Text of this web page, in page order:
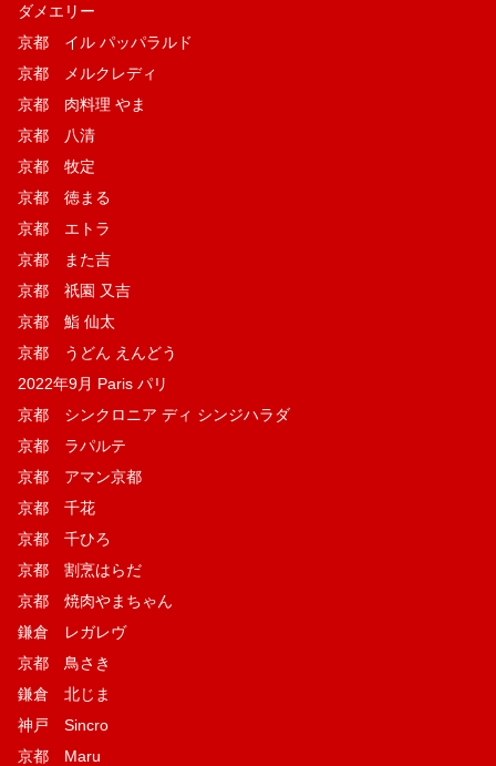
ダメエリー
京都 イル パッパラルド
京都 メルクレディ
京都 肉料理 やま
京都 八清
京都 牧定
京都 徳まる
京都 エトラ
京都 また吉
京都 祇園 又吉
京都 鮨 仙太
京都 うどん えんどう
2022年9月 Paris パリ
京都 シンクロニア ディ シンジハラダ
京都 ラパルテ
京都 アマン京都
京都 千花
京都 千ひろ
京都 割烹はらだ
京都 焼肉やまちゃん
鎌倉 レガレヴ
京都 鳥さき
鎌倉 北じま
神戸 Sincro
京都 Maru